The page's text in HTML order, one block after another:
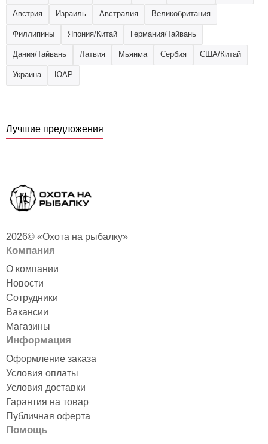
Австрия Израиль Австралия Великобритания
Филлипины Япония/Китай Германия/Тайвань
Дания/Тайвань Латвия Мьянма Сербия США/Китай
Украина ЮАР
Лучшие предложения
Печь Экономка
"ИНВЕНТ" Малая, с
регулирующимися
(нерж.)
Нет в наличии
10 190 руб. /шт
ПОДРОБНЕЕ
2026© «Охота на рыбалку»
Компания
О компании
Новости
Сотрудники
Вакансии
Магазины
Информация
Оформление заказа
Условия оплаты
Условия доставки
Гарантия на товар
Публичная оферта
Помощь